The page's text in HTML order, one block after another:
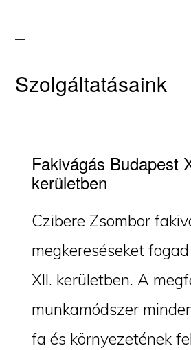
Szolgáltatásaink
Fakivágás Budapest
kerületben
Czibere Zsombor
megkereséseket
XII. kerületben. A
munkamódszer
fa és környezetének